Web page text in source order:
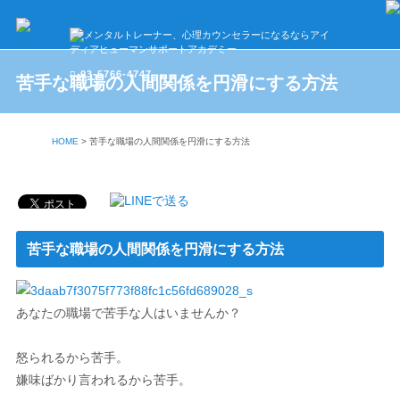
03-5766-4747
苦手な職場の人間関係を円滑にする方法
HOME > 苦手な職場の人間関係を円滑にする方法
苦手な職場の人間関係を円滑にする方法
あなたの職場で苦手な人はいませんか？
怒られるから苦手。
嫌味ばかり言われるから苦手。